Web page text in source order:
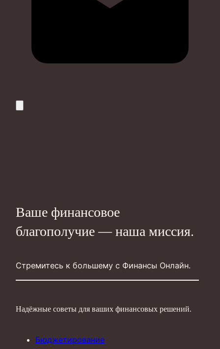
Ваше финансовое
благополучие — наша миссия.
Стремитесь к большему с Финансы Онлайн.
Надёжные советы для ваших финансовых решений.
Бюджетирование